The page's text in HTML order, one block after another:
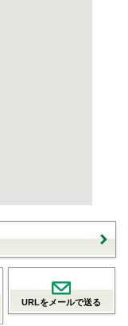
URLをメールで送る